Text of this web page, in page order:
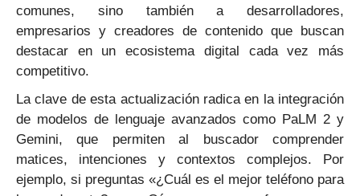
comunes, sino también a desarrolladores,
empresarios y creadores de contenido que buscan
destacar en un ecosistema digital cada vez más
competitivo.
La clave de esta actualización radica en la integración
de modelos de lenguaje avanzados como PaLM 2 y
Gemini, que permiten al buscador comprender
matices, intenciones y contextos complejos. Por
ejemplo, si preguntas «¿Cuál es el mejor teléfono para